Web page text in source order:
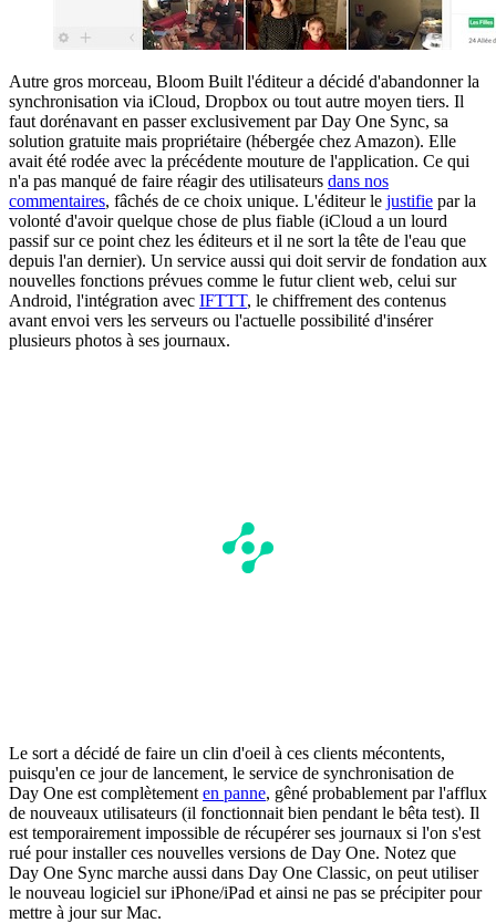
Autre gros morceau, Bloom Built l'éditeur a décidé d'abandonner la
synchronisation via iCloud, Dropbox ou tout autre moyen tiers. Il
faut dorénavant en passer exclusivement par Day One Sync, sa
solution gratuite mais propriétaire (hébergée chez Amazon). Elle
avait été rodée avec la précédente mouture de l'application. Ce qui
n'a pas manqué de faire réagir des utilisateurs dans nos
commentaires, fâchés de ce choix unique. L'éditeur le justifie par la
volonté d'avoir quelque chose de plus fiable (iCloud a un lourd
passif sur ce point chez les éditeurs et il ne sort la tête de l'eau que
depuis l'an dernier). Un service aussi qui doit servir de fondation aux
nouvelles fonctions prévues comme le futur client web, celui sur
Android, l'intégration avec IFTTT, le chiffrement des contenus
avant envoi vers les serveurs ou l'actuelle possibilité d'insérer
plusieurs photos à ses journaux.
Le sort a décidé de faire un clin d'oeil à ces clients mécontents,
puisqu'en ce jour de lancement, le service de synchronisation de
Day One est complètement en panne, gêné probablement par l'afflux
de nouveaux utilisateurs (il fonctionnait bien pendant le bêta test). Il
est temporairement impossible de récupérer ses journaux si l'on s'est
rué pour installer ces nouvelles versions de Day One. Notez que
Day One Sync marche aussi dans Day One Classic, on peut utiliser
le nouveau logiciel sur iPhone/iPad et ainsi ne pas se précipiter pour
mettre à jour sur Mac.